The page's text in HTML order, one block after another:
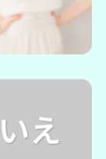
常購入より
特典があ